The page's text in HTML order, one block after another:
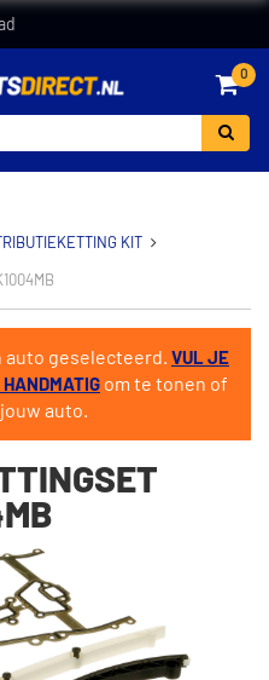
*
0
KIT
auto geselecteerd. VUL JE
om te tonen of
auto.